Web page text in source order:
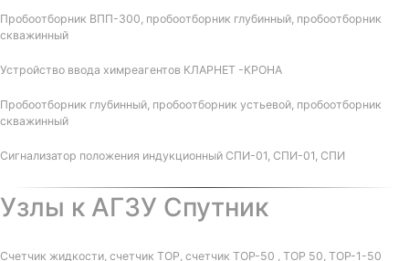
Пробоотборник ВПП-300, пробоотборник глубинный, пробоотборник
скважинный
Устройство ввода химреагентов КЛАРНЕТ -КРОНА
Пробоотборник глубинный, пробоотборник устьевой, пробоотборник
скважинный
Сигнализатор положения индукционный СПИ-01, СПИ-01, СПИ
Узлы к АГЗУ Спутник
Счетчик жидкости, счетчик ТОР, счетчик ТОР-50 , ТОР 50, ТОР-1-50